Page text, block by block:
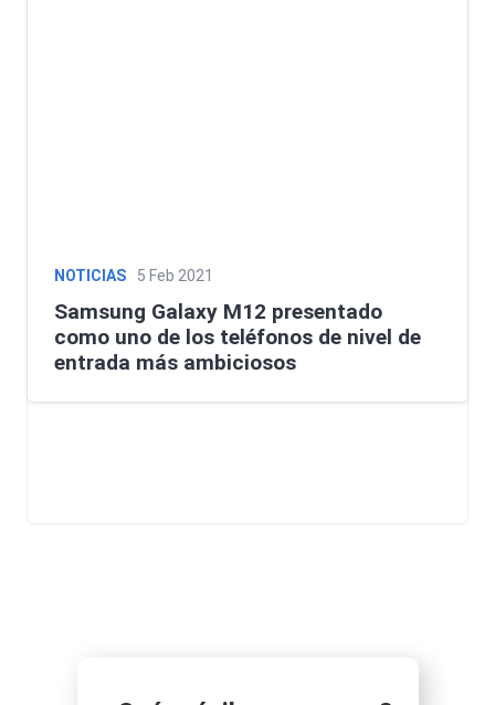
NOTICIAS 5 Feb 2021
Samsung Galaxy M12 presentado
como uno de los teléfonos de nivel de
entrada más ambiciosos